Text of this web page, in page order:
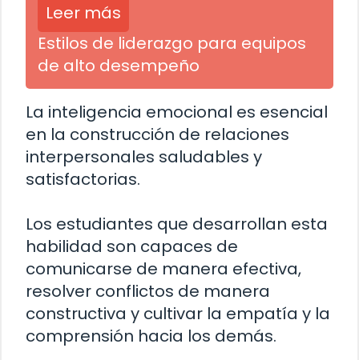
Leer más
Estilos de liderazgo para equipos
de alto desempeño
La inteligencia emocional es esencial
en la construcción de relaciones
interpersonales saludables y
satisfactorias.
Los estudiantes que desarrollan esta
habilidad son capaces de
comunicarse de manera efectiva,
resolver conflictos de manera
constructiva y cultivar la empatía y la
comprensión hacia los demás.